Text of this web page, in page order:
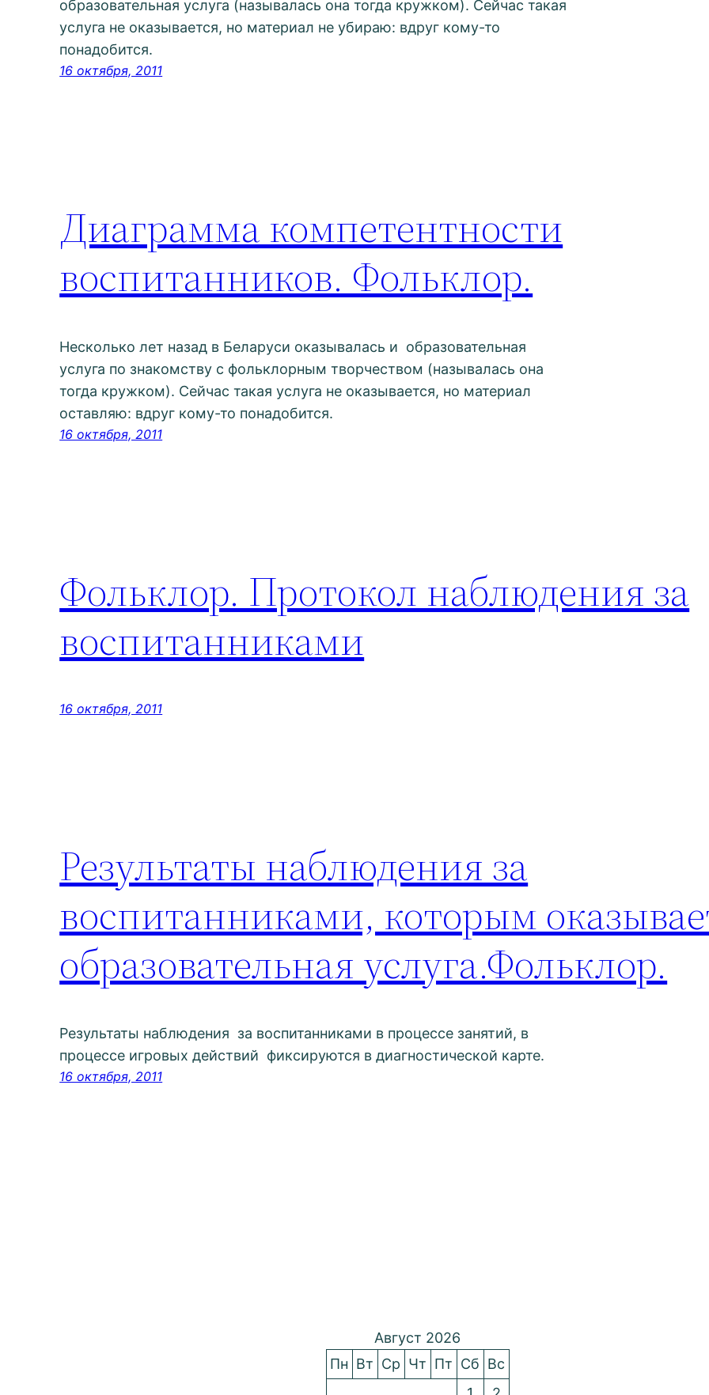
образовательная услуга (называлась она тогда кружком). Сейчас такая
услуга не оказывается, но материал не убираю: вдруг кому-то
понадобится.
16 октября, 2011
Диаграмма компетентности
воспитанников. Фольклор.
Несколько лет назад в Беларуси оказывалась и образовательная
услуга по знакомству с фольклорным творчеством (называлась она
тогда кружком). Сейчас такая услуга не оказывается, но материал
оставляю: вдруг кому-то понадобится.
16 октября, 2011
Фольклор. Протокол наблюдения за
воспитанниками
16 октября, 2011
Результаты наблюдения за
воспитанниками, которым
образовательная услуга.Фольклор.
Результаты наблюдения за воспитанниками в процессе занятий, в
процессе игровых действий фиксируются в диагностической карте.
16 октября, 2011
Август 2026
Пн Вт Ср Чт Пт Сб Вс